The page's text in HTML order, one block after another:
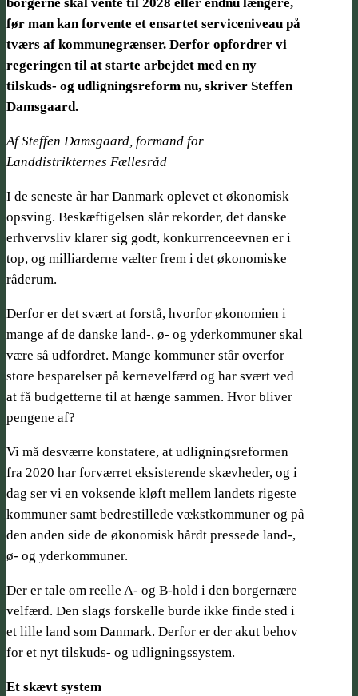
før man kan forvente et ensartet serviceniveau på
tværs af kommunegrænser. Derfor opfordrer vi
regeringen til at starte arbejdet med en ny
tilskuds- og udligningsreform nu, skriver Steffen
Damsgaard.
Af Steffen Damsgaard, formand for
Landdistrikternes Fællesråd
I de seneste år har Danmark oplevet et økonomisk
opsving. Beskæftigelsen slår rekorder, det danske
erhvervsliv klarer sig godt, konkurrenceevnen er i
top, og milliarderne vælter frem i det økonomiske
råderum.
Derfor er det svært at forstå, hvorfor økonomien i
mange af de danske land-, ø- og yderkommuner skal
være så udfordret. Mange kommuner står overfor
store besparelser på kernevelfærd og har svært ved
at få budgetterne til at hænge sammen. Hvor bliver
pengene af?
Vi må desværre konstatere, at udligningsreformen
fra 2020 har forværret eksisterende skævheder, og i
dag ser vi en voksende kløft mellem landets rigeste
kommuner samt bedrestillede vækstkommuner og på
den anden side de økonomisk hårdt pressede land-,
ø- og yderkommuner.
Der er tale om reelle A- og B-hold i den borgernære
velfærd. Den slags forskelle burde ikke finde sted i
et lille land som Danmark. Derfor er der akut behov
for et nyt tilskuds- og udligningssystem.
Et skævt system